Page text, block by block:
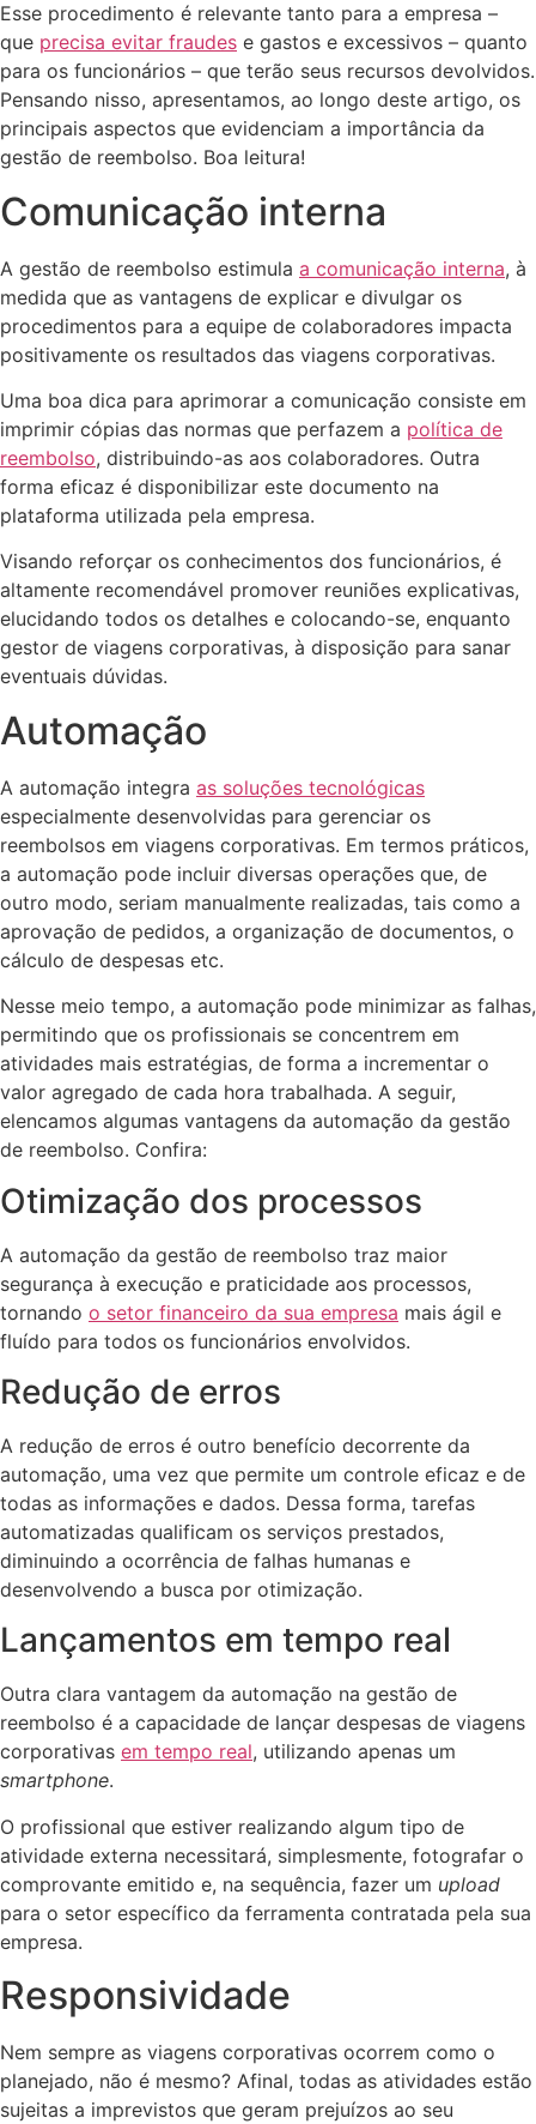
Esse procedimento é relevante tanto para a empresa –
que precisa evitar fraudes e gastos e excessivos – quanto
para os funcionários – que terão seus recursos devolvidos.
Pensando nisso, apresentamos, ao longo deste artigo, os
principais aspectos que evidenciam a importância da
gestão de reembolso. Boa leitura!
Comunicação interna
A gestão de reembolso estimula a comunicação interna, à
medida que as vantagens de explicar e divulgar os
procedimentos para a equipe de colaboradores impacta
positivamente os resultados das viagens corporativas.
Uma boa dica para aprimorar a comunicação consiste em
imprimir cópias das normas que perfazem a política de
reembolso, distribuindo-as aos colaboradores. Outra
forma eficaz é disponibilizar este documento na
plataforma utilizada pela empresa.
Visando reforçar os conhecimentos dos funcionários, é
altamente recomendável promover reuniões explicativas,
elucidando todos os detalhes e colocando-se, enquanto
gestor de viagens corporativas, à disposição para sanar
eventuais dúvidas.
Automação
A automação integra as soluções tecnológicas
especialmente desenvolvidas para gerenciar os
reembolsos em viagens corporativas. Em termos práticos,
a automação pode incluir diversas operações que, de
outro modo, seriam manualmente realizadas, tais como a
aprovação de pedidos, a organização de documentos, o
cálculo de despesas etc.
Nesse meio tempo, a automação pode minimizar as falhas,
permitindo que os profissionais se concentrem em
atividades mais estratégias, de forma a incrementar o
valor agregado de cada hora trabalhada. A seguir,
elencamos algumas vantagens da automação da gestão
de reembolso. Confira:
Otimização dos processos
A automação da gestão de reembolso traz maior
segurança à execução e praticidade aos processos,
tornando o setor financeiro da sua empresa mais ágil e
fluído para todos os funcionários envolvidos.
Redução de erros
A redução de erros é outro benefício decorrente da
automação, uma vez que permite um controle eficaz e de
todas as informações e dados. Dessa forma, tarefas
automatizadas qualificam os serviços prestados,
diminuindo a ocorrência de falhas humanas e
desenvolvendo a busca por otimização.
Lançamentos em tempo real
Outra clara vantagem da automação na gestão de
reembolso é a capacidade de lançar despesas de viagens
corporativas em tempo real, utilizando apenas um
smartphone.
O profissional que estiver realizando algum tipo de
atividade externa necessitará, simplesmente, fotografar o
comprovante emitido e, na sequência, fazer um upload
para o setor específico da ferramenta contratada pela sua
empresa.
Responsividade
Nem sempre as viagens corporativas ocorrem como o
planejado, não é mesmo? Afinal, todas as atividades estão
sujeitas a imprevistos que geram prejuízos ao seu